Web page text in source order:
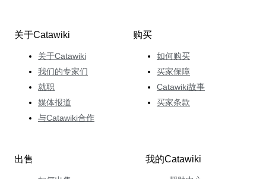
关于Catawiki
关于Catawiki
我们的专家们
就职
媒体报道
与Catawiki合作
购买
如何购买
买家保障
Catawiki故事
买家条款
出售 我的Catawiki